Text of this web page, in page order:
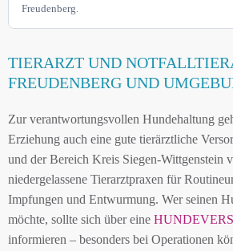
Freudenberg.
TIERARZT UND
FREUDENBERG UND
Zur verantwortungsvollen Hundehaltung
Erziehung auch eine gute tierärztliche
und der Bereich Kreis Siegen-Wittgenstein
niedergelassene Tierarztpraxen für
Impfungen und Entwurmung. Wer seinen
möchte, sollte sich über eine
informieren – besonders bei Operationen